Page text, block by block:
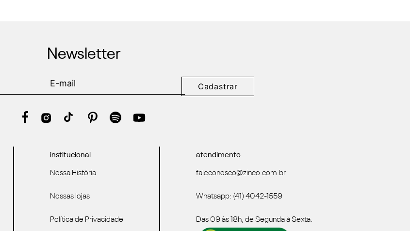
Newsletter
Cadastrar
institucional
Nossa História
Nossas lojas
Política de Privacidade
atendimento
faleconosco@zinco.com.br
Whatsapp: (41) 4042-1559
Das 09 às 18h, de Segunda à Sexta.